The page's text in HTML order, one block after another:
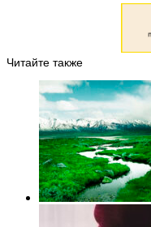
Читайте также